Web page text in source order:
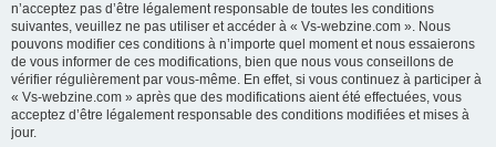
n’acceptez pas d’être légalement responsable de toutes les conditions
suivantes, veuillez ne pas utiliser et accéder à « Vs-webzine.com ». Nous
pouvons modifier ces conditions à n’importe quel moment et nous essaierons
de vous informer de ces modifications, bien que nous vous conseillons de
vérifier régulièrement par vous-même. En effet, si vous continuez à participer à
« Vs-webzine.com » après que des modifications aient été effectuées, vous
acceptez d’être légalement responsable des conditions modifiées et mises à
jour.